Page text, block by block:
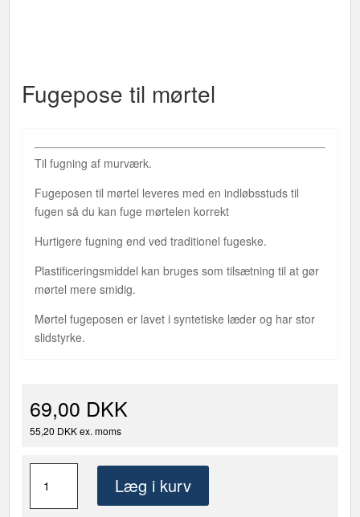
Fugepose til mørtel
Til fugning af murværk.
Fugeposen til mørtel leveres med en indløbsstuds til
fugen så du kan fuge mørtelen korrekt
Hurtigere fugning end ved traditionel fugeske.
Plastificeringsmiddel kan bruges som tilsætning til at gør
mørtel mere smidig.
Mørtel fugeposen er lavet i syntetiske læder og har stor
slidstyrke.
69,00 DKK
55,20 DKK ex. moms
mørtel
Læg i kurv